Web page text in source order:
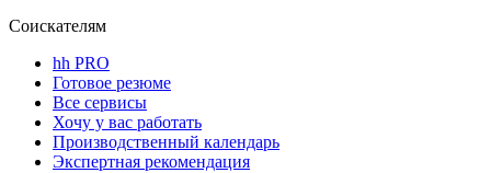
Соискателям
hh PRO
Готовое резюме
Все сервисы
Хочу у вас работать
Производственный календарь
Экспертная рекомендация